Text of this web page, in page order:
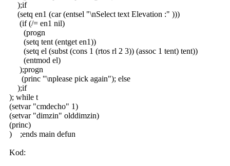
);if
(setq en1 (car (entsel "\nSelect text Elevation :" )))
(if (/= en1 nil)
(progn
(setq tent (entget en1))
(setq el (subst (cons 1 (rtos rl 2 3)) (assoc 1 tent) tent))
(entmod el)
);progn
(princ "\nplease pick again"); else
);if
); while t
(setvar "cmdecho" 1)
(setvar "dimzin" olddimzin)
(princ)
) ;ends main defun
Kod: